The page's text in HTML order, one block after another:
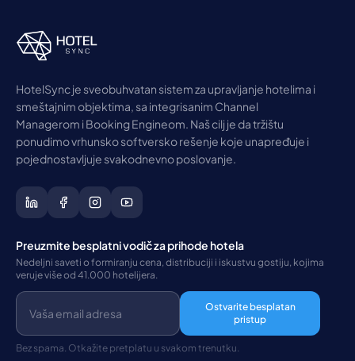
HotelSync je sveobuhvatan sistem za upravljanje hotelima i
smeštajnim objektima, sa integrisanim Channel
Managerom i Booking Engineom. Naš cilj je da tržištu
ponudimo vrhunsko softversko rešenje koje unapređuje i
pojednostavljuje svakodnevno poslovanje.
Preuzmite besplatni vodič za prihode hotela
Nedeljni saveti o formiranju cena, distribuciji i iskustvu gostiju, kojima
veruje više od 41.000 hotelijera.
Ostvarite besplatan
pristup
Bez spama. Otkažite pretplatu u svakom trenutku.